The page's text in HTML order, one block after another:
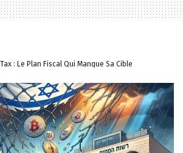
: Le Plan Fiscal Qui Manque Sa Cible